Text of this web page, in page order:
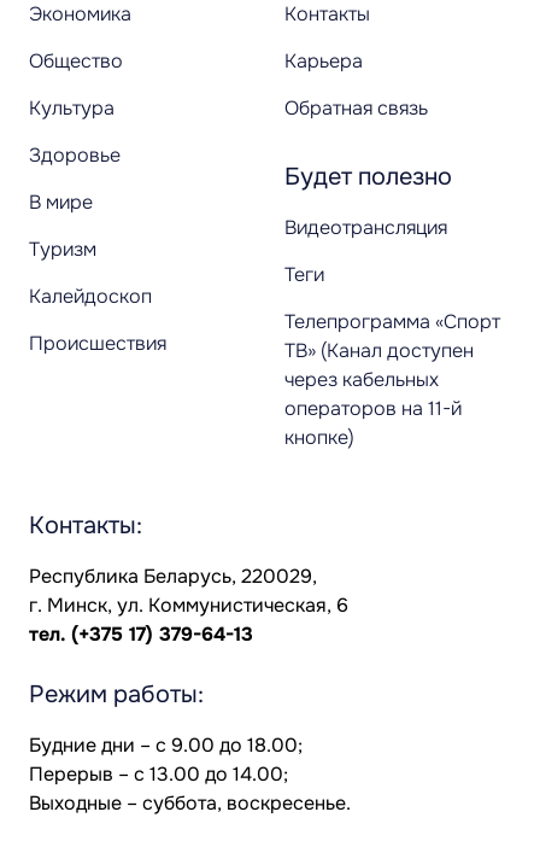
Экономика
Общество
Культура
Здоровье
В мире
Туризм
Калейдоскоп
Происшествия
Контакты
Карьера
Обратная связь
Будет полезно
Видеотрансляция
Теги
Телепрограмма «Спорт
ТВ» (Канал доступен
через кабельных
операторов на 11-й
кнопке)
Контакты:
Республика Беларусь, 220029,
г. Минск, ул. Коммунистическая, 6
тел. (+375 17) 379-64-13
Режим работы:
Будние дни – с 9.00 до 18.00;
Перерыв – с 13.00 до 14.00;
Выходные – суббота, воскресенье.